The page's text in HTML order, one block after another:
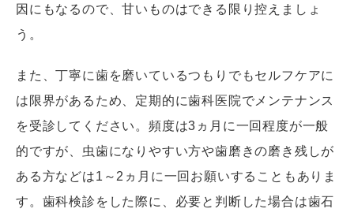
因にもなるので、甘いものはできる限り控えましょ
う。
また、丁寧に歯を磨いているつもりでもセルフケアに
は限界があるため、定期的に歯科医院でメンテナンス
を受診してください。頻度は3ヵ月に一回程度が一般
的ですが、虫歯になりやすい方や歯磨きの磨き残しが
ある方などは1～2ヵ月に一回お願いすることもありま
す。歯科検診をした際に、必要と判断した場合は歯石